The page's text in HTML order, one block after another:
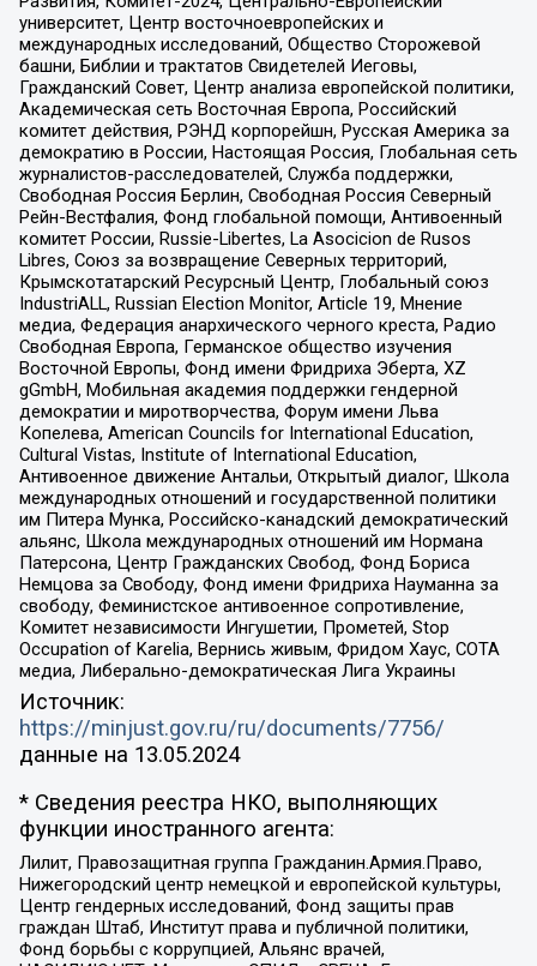
университет, Центр восточноевропейских и
международных исследований, Общество Сторожевой
башни, Библии и трактатов Свидетелей Иеговы,
Гражданский Совет, Центр анализа европейской политики,
Академическая сеть Восточная Европа, Российский
комитет действия, РЭНД корпорейшн, Русская Америка за
демократию в России, Настоящая Россия, Глобальная сеть
журналистов-расследователей, Служба поддержки,
Свободная Россия Берлин, Свободная Россия Северный
Рейн-Вестфалия, Фонд глобальной помощи, Антивоенный
комитет России, Russie-Libertes, La Asocicion de Rusos
Libres, Союз за возвращение Северных территорий,
Крымскотатарский Ресурсный Центр, Глобальный союз
IndustriALL, Russian Election Monitor, Article 19, Мнение
медиа, Федерация анархического черного креста, Радио
Свободная Европа, Германское общество изучения
Восточной Европы, Фонд имени Фридриха Эберта, XZ
gGmbH, Мобильная академия поддержки гендерной
демократии и миротворчества, Форум имени Льва
Копелева, American Councils for International Education,
Cultural Vistas, Institute of International Education,
Антивоенное движение Антальи, Открытый диалог, Школа
международных отношений и государственной политики
им Питера Мунка, Российско-канадский демократический
альянс, Школа международных отношений им Нормана
Патерсона, Центр Гражданских Свобод, Фонд Бориса
Немцова за Свободу, Фонд имени Фридриха Науманна за
свободу, Феминистское антивоенное сопротивление,
Комитет независимости Ингушетии, Прометей, Stop
Occupation of Karelia, Вернись живым, Фридом Хаус, СОТА
медиа, Либерально-демократическая Лига Украины
Источник:
https://minjust.gov.ru/ru/documents/7756/
данные на 13.05.2024
* Сведения реестра НКО, выполняющих
функции иностранного агента:
Лилит, Правозащитная группа Гражданин.Армия.Право,
Нижегородский центр немецкой и европейской культуры,
Центр гендерных исследований, Фонд защиты прав
граждан Штаб, Институт права и публичной политики,
Фонд борьбы с коррупцией, Альянс врачей,